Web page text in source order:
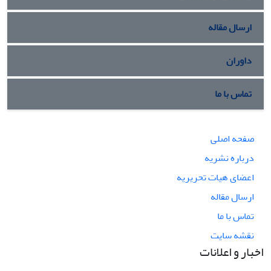
ارسال مقاله
داوران
تماس با ما
صفحه اصلی
درباره نشریه
اعضای هیات تحریریه
ارسال مقاله
تماس با ما
نقشه سایت
اخبار و اعلانات